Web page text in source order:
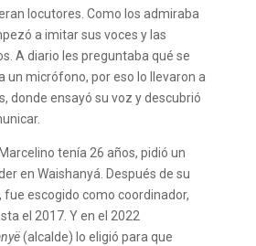
locutores. Como los admiraba
a imitar sus voces y las
A diario les preguntaba qué se
un micrófono, por eso lo llevaron a
donde ensayó su voz y descubrió
tenía 26 años, pidió un
en Waishanyá. Después de su
fue escogido como coordinador,
el 2017. Y en el 2022
(alcalde) lo eligió para que